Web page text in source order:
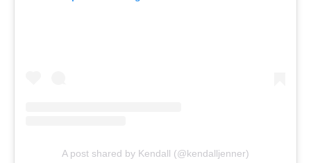
A post shared by Kendall (@kendalljenner)